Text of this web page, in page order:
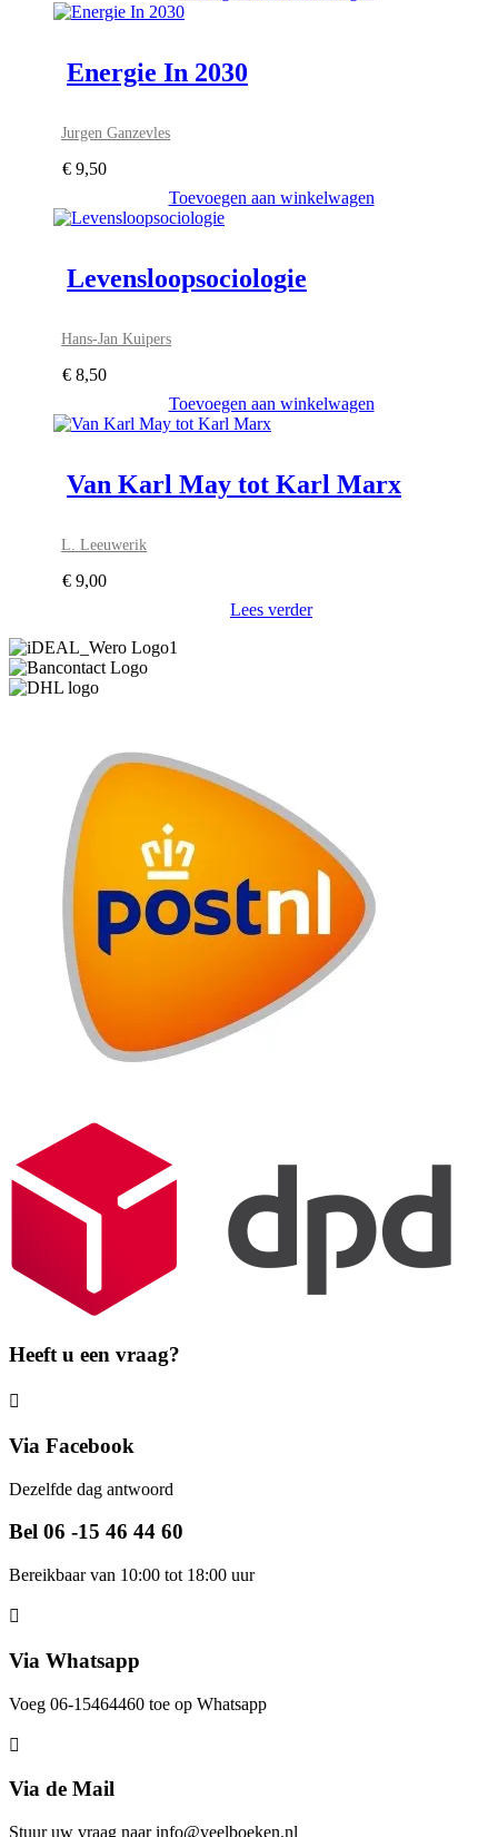
Energie In 2030
Jurgen Ganzevles
€ 9,50
Toevoegen aan winkelwagen
Levensloopsociologie
Hans-Jan Kuipers
€ 8,50
Toevoegen aan winkelwagen
Van Karl May tot Karl Marx
L. Leeuwerik
€ 9,00
Lees verder
Heeft u een vraag?
Via Facebook
Dezelfde dag antwoord
Bel 06 -15 46 44 60
Bereikbaar van 10:00 tot 18:00 uur
Via Whatsapp
Voeg 06-15464460 toe op Whatsapp
Via de Mail
Stuur uw vraag naar info@veelboeken.nl